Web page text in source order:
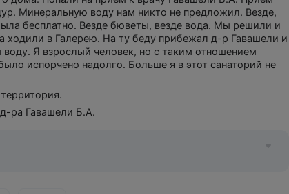
ещё не один раз сюда приедем.
Минеральную воду нам никто не предложил. Везде,
бесплатно. Везде бюветы, везде вода. Мы решили и
ходили в Галерею. На ту беду прибежал д-р Гавашели и
воду. Я взрослый человек, но с таким отношением
испорчено надолго. Больше я в этот санаторий не
ра Гавашели Б.А.